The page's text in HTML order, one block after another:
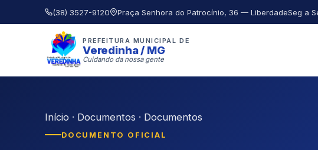
(38) 3527-9120 Praça Senhora do Patrocínio, 36 — LiberdadeSeg a
PREFEITURA MUNICIPAL DE
Veredinha / MG
Cuidando da nossa gente
Início · Documentos · Documentos
DOCUMENTO OFICIAL